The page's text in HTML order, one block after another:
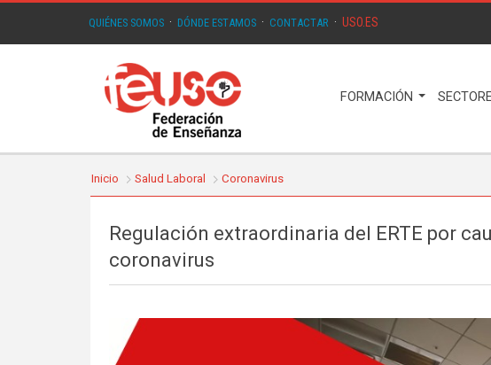
QUIÉNES SOMOS · DÓNDE ESTAMOS · CONTACTAR · USO.ES
FORMACIÓN
Inicio Salud Laboral Coronavirus
Regulación extraordinaria del ERTE por
coronavirus